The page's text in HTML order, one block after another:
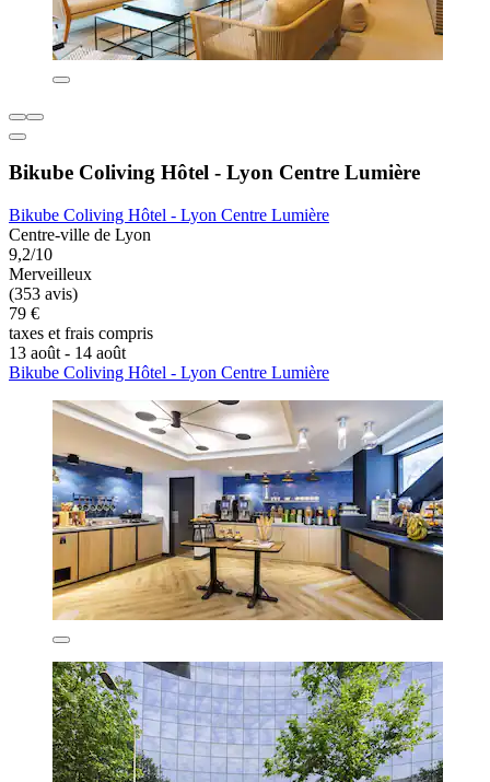
Bikube Coliving Hôtel - Lyon Centre Lumière
Bikube Coliving Hôtel - Lyon Centre Lumière
Centre-ville de Lyon
9,2/10
Merveilleux
(353 avis)
79 €
taxes et frais compris
13 août - 14 août
Bikube Coliving Hôtel - Lyon Centre Lumière